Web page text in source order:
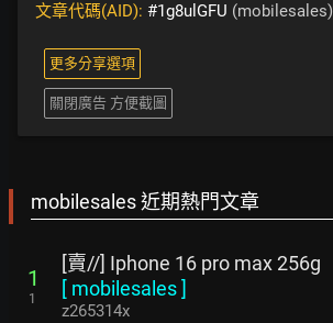
文章代碼(AID): #1g8ulGFU (mobilesales)
更多分享選項
關閉廣告 方便截圖
mobilesales 近期熱門文章
1
1
[賣//] Iphone 16 pro max 256g
[ mobilesales]
z265314x